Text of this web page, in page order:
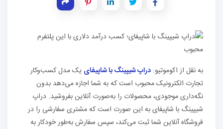
به نقل از اکوموتیو: دراپ شیپینگ با شاپیفای یک مدل کسب‌وکار
تجارت الکترونیک محبوب است که به شما اجازه می‌دهد بدون
نگه‌داری موجودی، محصولات را به‌صورت آنلاین بفروشید. دراپ
شیپینگ با شاپیفای به این صورت است که مشتری سفارشی را در
فروشگاه آنلاین شما ثبت می‌کند، سپس سفارش به‌طور خودکار به